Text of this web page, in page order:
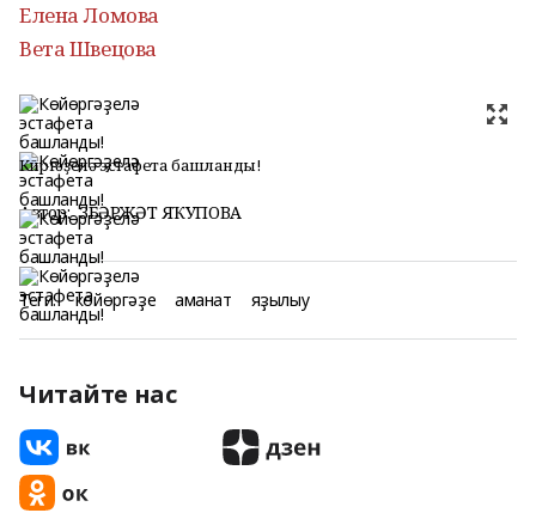
Елена Ломова
Вета Швецова
Көйөргәҙелә эстафета башланды!
Автор: ЗӨБӘРЖӘТ ЯҠУПОВА
Теги: көйөргәҙе аманат яҙылыу
Читайте нас